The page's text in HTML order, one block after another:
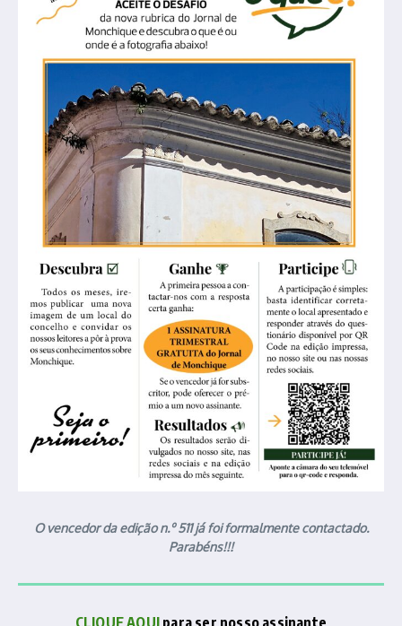
O vencedor da edição n.º 511 já foi formalmente contactado.
Parabéns!!!
CLIQUE AQUI para ser nosso assinante